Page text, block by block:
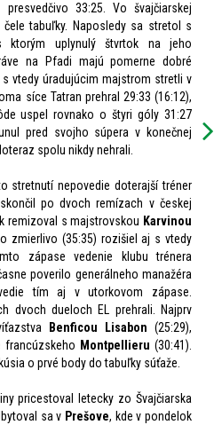
33:25. Vo švajčiarskej
tabuľky. Naposledy sa stretol s
uplynulý štvrtok na jeho
na Pfadi majú pomerne dobré
vtedy úradujúcim majstrom stretli v
síce Tatran prehral 29:33 (16:12),
uspel rovnako o štyri góly 31:27
pred svojho súpera v konečnej
spolu nikdy nehrali.
stretnutí nepovedie doterajší tréner
po dvoch remízach v českej
remizoval s majstrovskou Karvinou
zmierlivo (35:35) rozišiel aj s vtedy
zápase vedenie klubu trénera
poverilo generálneho manažéra
tím aj v utorkovom zápase.
dvoch dueloch EL prehrali. Najprv
Benficou Lisabon (25:29),
francúzskeho Montpellieru (30:41).
o prvé body do tabuľky súťaže.
pricestoval letecky zo Švajčiarska
sa v Prešove, kde v pondelok